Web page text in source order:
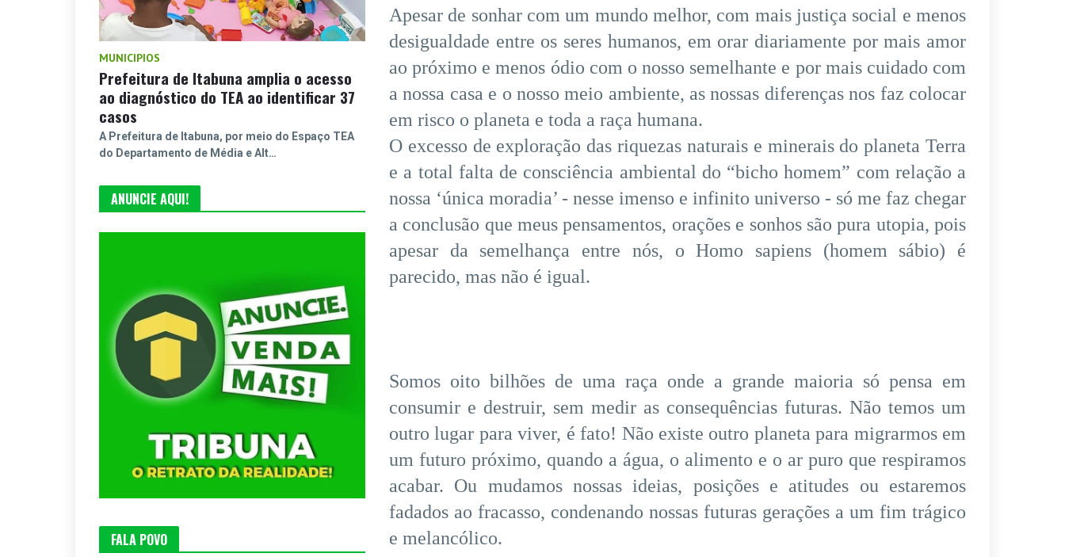
Apesar de sonhar com um mundo melhor, com mais justiça social e menos
desigualdade entre os seres humanos, em orar diariamente por mais amor
ao próximo e menos ódio com o nosso semelhante e por mais cuidado com
a nossa casa e o nosso meio ambiente, as nossas diferenças nos faz colocar
em risco o planeta e toda a raça humana.
O excesso de exploração das riquezas naturais e minerais do planeta Terra
e a total falta de consciência ambiental do “bicho homem” com relação a
nossa ‘única moradia’ - nesse imenso e infinito universo - só me faz chegar
a conclusão que meus pensamentos, orações e sonhos são pura utopia, pois
apesar da semelhança entre nós, o Homo sapiens (homem sábio) é
parecido, mas não é igual.
Somos oito bilhões de uma raça onde a grande maioria só pensa em
consumir e destruir, sem medir as consequências futuras. Não temos um
outro lugar para viver, é fato! Não existe outro planeta para migrarmos em
um futuro próximo, quando a água, o alimento e o ar puro que respiramos
acabar. Ou mudamos nossas ideias, posições e atitudes ou estaremos
fadados ao fracasso, condenando nossas futuras gerações a um fim trágico
e melancólico.
MUNICIPIOS
Prefeitura de Itabuna amplia o acesso
ao diagnóstico do TEA ao identificar 37
casos
A Prefeitura de Itabuna, por meio do Espaço TEA
do Departamento de Média e Alt…
ANUNCIE AQUI!
FALA POVO